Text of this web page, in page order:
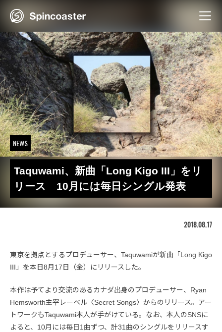
NEWS
Taquwami、新曲「Long Kigo III」をリ
リース 10月には毎日シングル発表
2018.08.17
東京を拠点とするプロデューサー、Taquwamiが新曲「Long Kigo
III」を本日8月17日（金）にリリースした。
本作は予てより交流のあるカナダ出身のプロデューサー、Ryan
Hemsworth主宰レーベル〈Secret Songs〉からのリリース。アー
トワークもTaquwami本人が手がけている。なお、本人のSNSに
よると、10月には毎日1曲ずつ、計31曲のシングルをリリースす